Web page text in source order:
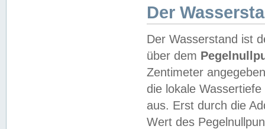
Der
Der Wasserstand ist
über dem
Zentimeter
die lokale
aus. Erst durch die
Wert des